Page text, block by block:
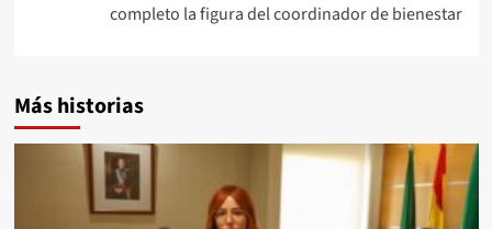
completo la figura del coordinador de bienestar
Más historias